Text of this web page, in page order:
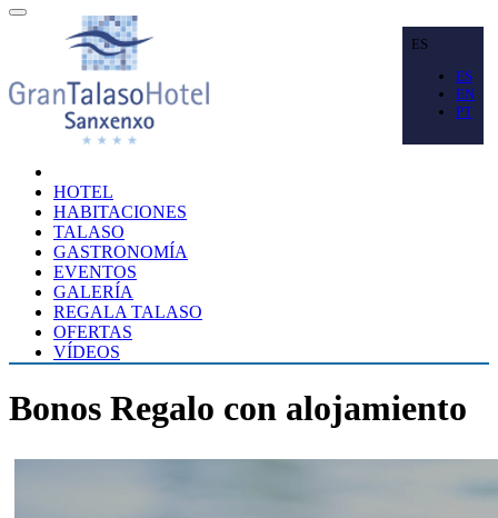
ES
ES
EN
PT
HOTEL
HABITACIONES
TALASO
GASTRONOMÍA
EVENTOS
GALERÍA
REGALA TALASO
OFERTAS
VÍDEOS
Bonos Regalo con alojamiento